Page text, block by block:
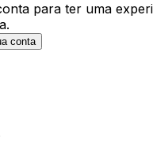
para ter uma
conta